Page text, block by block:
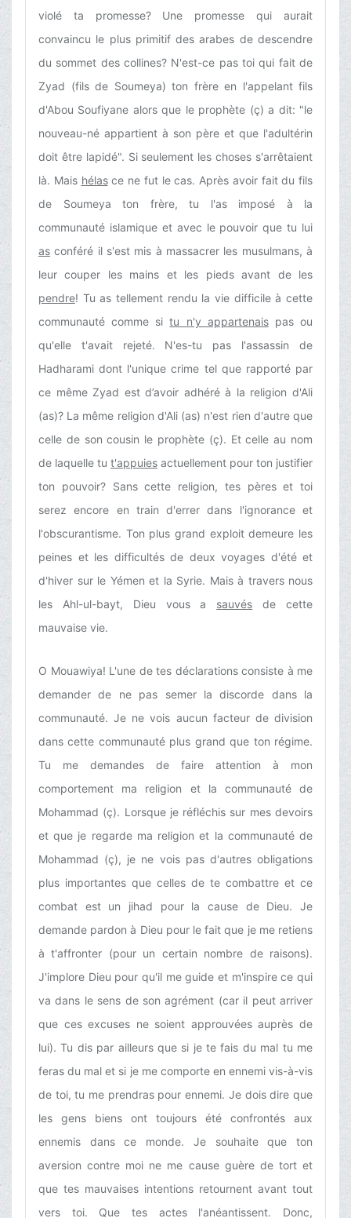
violé ta promesse? Une promesse qui aurait
convaincu le plus primitif des arabes de descendre
du sommet des collines? N'est-ce pas toi qui fait de
Zyad (fils de Soumeya) ton frère en l'appelant fils
d'Abou Soufiyane alors que le prophète (ç) a dit: "le
nouveau-né appartient à son père et que l'adultérin
doit être lapidé". Si seulement les choses s'arrêtaient
là. Mais hélasce ne fut le cas. Après avoir fait du fils
de Soumeya ton frère, tu l'as imposé à la
communauté islamique et avec le pouvoir que tu lui
as conféré il s'est mis à massacrer les musulmans, à
leur couper les mains et les pieds avant de les
pendre! Tu as tellement rendu la vie difficile à cette
communauté comme situ n'y appartenaispas ou
qu'elle t'avait rejeté. N'es-tu pas l'assassin de
Hadharami dont l'unique crime tel que rapporté par
ce même Zyad est d’avoir adhéré à la religion d'Ali
(as)? La même religion d'Ali (as) n'est rien d'autre que
celle de son cousin le prophète (ç). Et celle au nom
de laquelle tu t'appuies actuellement pour ton justifier
ton pouvoir? Sans cette religion, tes pères et toi
serez encore en train d'errer dans l'ignorance et
l'obscurantisme. Ton plus grand exploit demeure les
peines et les difficultés de deux voyages d'été et
d'hiver sur le Yémen et la Syrie. Mais à travers nous
les Ahl-ul-bayt, Dieu vous a sauvés de cette
mauvaise vie.
O Mouawiya! L'une de tes déclarations consiste à me
demander de ne pas semer la discorde dans la
communauté. Je ne vois aucun facteur de division
dans cette communauté plus grand que ton régime.
Tu me demandes de faire attention à mon
comportement ma religion et la communauté de
Mohammad (ç). Lorsque je réfléchis sur mes devoirs
et que je regarde ma religion et la communauté de
Mohammad (ç), je ne vois pas d'autres obligations
plus importantes que celles de te combattre et ce
combat est un jihad pour la cause de Dieu. Je
demande pardon à Dieu pour le fait que je me retiens
à t'affronter (pour un certain nombre de raisons).
J'implore Dieu pour qu'il me guide et m'inspire ce qui
va dans le sens de son agrément (car il peut arriver
que ces excuses ne soient approuvées auprès de
lui). Tu dis par ailleurs que si je te fais du mal tu me
feras du mal et si je me comporte en ennemi vis-à-vis
de toi, tu me prendras pour ennemi. Je dois dire que
les gens biens ont toujours été confrontés aux
ennemis dans ce monde. Je souhaite que ton
aversion contre moi ne me cause guère de tort et
que tes mauvaises intentions retournent avant tout
vers toi. Que tes actes l'anéantissent. Donc,